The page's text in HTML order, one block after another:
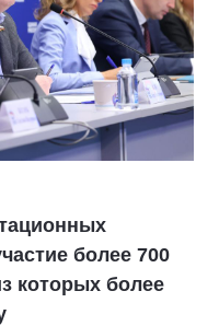
более 700
которых более